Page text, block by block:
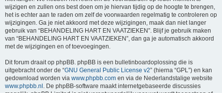
wijzigen en zullen ons best doen om je hiervan tijdig op de hoogte te brengen,
het is echter aan te raden om zelf de voorwaarden regelmatig te controleren op
wijzigingen. Ga je niet akkoord met deze wijzigingen, maak dan niet langer
gebruik van “BEHANDELING HART EN VAATZIEKEN”. Blijf je gebruik maken
van “BEHANDELING HART EN VAATZIEKEN”, dan ga je automatisch akkoord
met de wijzigingen en of toevoegingen.
Dit forum draait op phpBB. phpBB is een bulletinboardoplossing die is
uitgebracht onder de “GNU General Public License v2” (hierna “GPL”) en kan
gedownload worden via www.phpbb.com en via de Nederlandstalige website
www.phpbb.nl . De phpBB-software maakt internetgebaseerde discussies